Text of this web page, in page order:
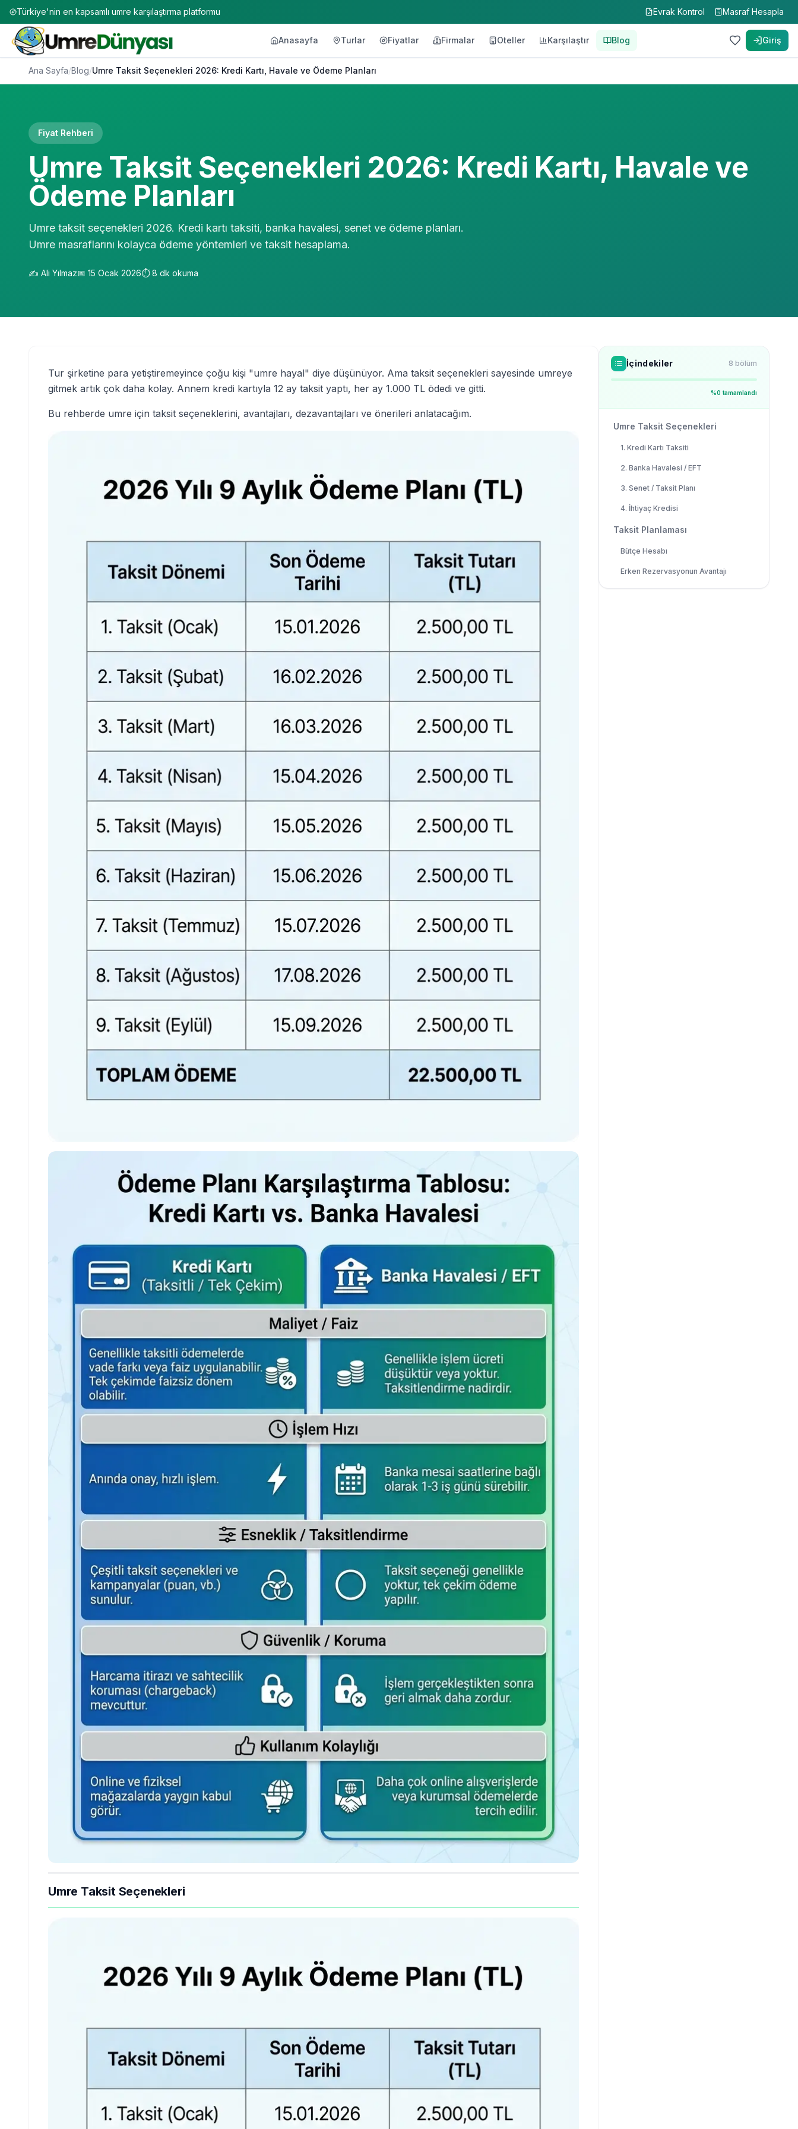
Türkiye'nin en kapsamlı umre karşılaştırma platformu Evrak Kontrol Masraf Hesapla
Anasayfa Turlar Fiyatlar Firmalar Oteller Karşılaştır Blog Giriş
Ana Sayfa/Blog/Umre Taksit Seçenekleri 2026: Kredi Kartı, Havale ve Ödeme Planları
Fiyat Rehberi
Umre Taksit Seçenekleri 2026: Kredi Kartı, Havale ve
Ödeme Planları
Umre taksit seçenekleri 2026. Kredi kartı taksiti, banka havalesi, senet ve ödeme planları.
Umre masraflarını kolayca ödeme yöntemleri ve taksit hesaplama.
✍️ Ali Yılmaz📅 15 Ocak 2026⏱️8 dk okuma
Tur şirketine para yetiştiremeyince çoğu kişi "umre hayal" diye düşünüyor. Ama taksit seçenekleri sayesinde umreye
gitmek artık çok daha kolay. Annem kredi kartıyla 12 ay taksit yaptı, her ay 1.000 TL ödedi ve gitti.
Bu rehberde umre için taksit seçeneklerini, avantajları, dezavantajları ve önerileri anlatacağım.
Umre Taksit Seçenekleri
İçindekiler 8 bölüm
%0 tamamlandı
Umre Taksit Seçenekleri
1. Kredi Kartı Taksiti
2. Banka Havalesi / EFT
3. Senet / Taksit Planı
4. İhtiyaç Kredisi
Taksit Planlaması
Bütçe Hesabı
Erken Rezervasyonun Avantajı